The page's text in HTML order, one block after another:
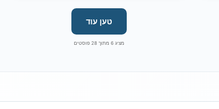
טען עוד
מציג 6 מתוך 28 פוסטים